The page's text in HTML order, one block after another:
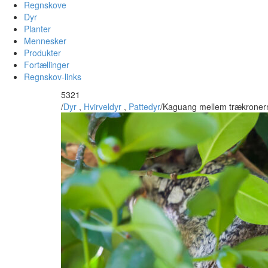
Regnskove
Dyr
Planter
Mennesker
Produkter
Fortællinger
Regnskov-links
5321
/Dyr , Hvirveldyr , Pattedyr/Kaguang mellem